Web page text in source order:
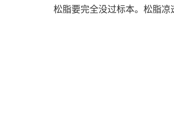
松脂要完全没过标本。松脂凉